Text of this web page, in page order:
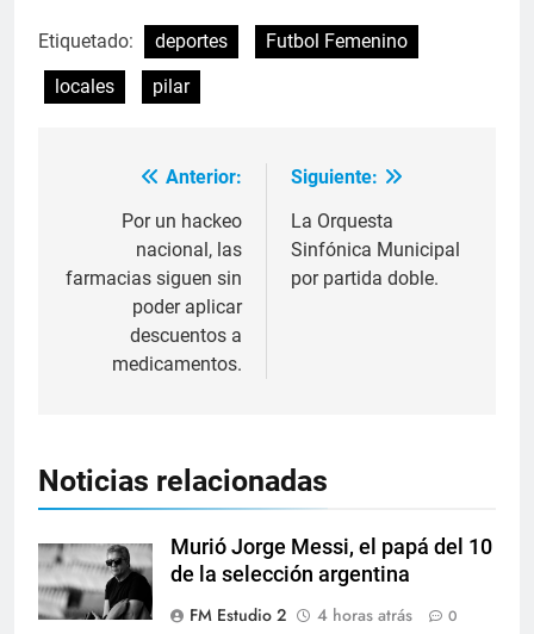
Etiquetado: deportes
Futbol Femenino
locales
pilar
Anterior:
Por un hackeo
nacional, las
farmacias siguen sin
poder aplicar
descuentos a
medicamentos.
Siguiente:
La Orquesta
Sinfónica Municipal
por partida doble.
Noticias relacionadas
Murió Jorge Messi, el papá del 10
de la selección argentina
FM Estudio 2
4 horas atrás 0